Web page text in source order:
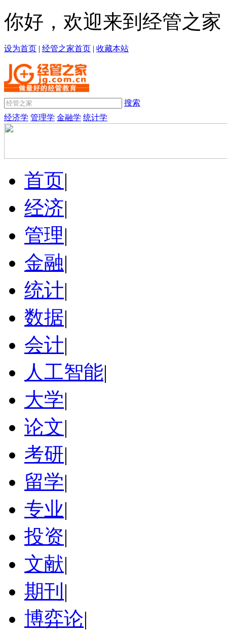
你好，欢迎来到经管之家
设为首页 | 经管之家首页 | 收藏本站
搜索
经济学 管理学 金融学 统计学
首页|
经济|
管理|
金融|
统计|
数据|
会计|
人工智能|
大学|
论文|
考研|
留学|
专业|
投资|
文献|
期刊 |
博弈论|